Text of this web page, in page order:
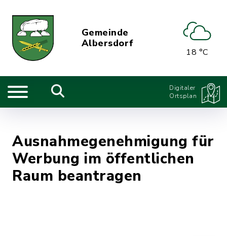
Gemeinde
Albersdorf
18 °C
Digitaler
Ortsplan
Ausnahmegenehmigung für
Werbung im öffentlichen
Raum beantragen